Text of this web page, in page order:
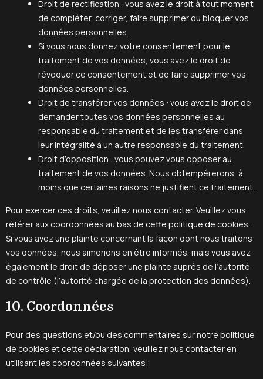
Droit de rectification : vous avez le droit à tout moment
de compléter, corriger, faire supprimer ou bloquer vos
données personnelles.
Si vous nous donnez votre consentement pour le
traitement de vos données, vous avez le droit de
révoquer ce consentement et de faire supprimer vos
données personnelles.
Droit de transférer vos données : vous avez le droit de
demander toutes vos données personnelles au
responsable du traitement et de les transférer dans
leur intégralité à un autre responsable du traitement.
Droit d’opposition : vous pouvez vous opposer au
traitement de vos données. Nous obtempérerons, à
moins que certaines raisons ne justifient ce traitement.
Pour exercer ces droits, veuillez nous contacter. Veuillez vous
référer aux coordonnées au bas de cette politique de cookies.
Si vous avez une plainte concernant la façon dont nous traitons
vos données, nous aimerions en être informés, mais vous avez
également le droit de déposer une plainte auprès de l’autorité
de contrôle (l’autorité chargée de la protection des données).
10. Coordonnées
Pour des questions et/ou des commentaires sur notre politique
de cookies et cette déclaration, veuillez nous contacter en
utilisant les coordonnées suivantes :